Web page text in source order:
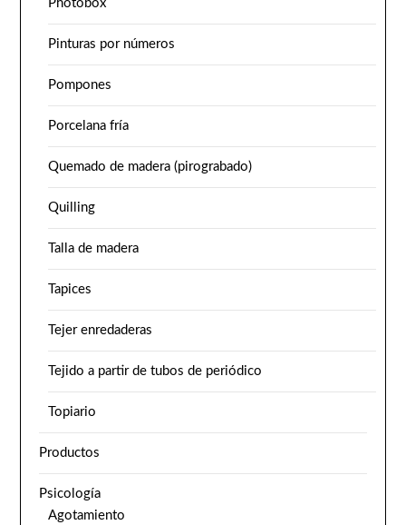
Photobox
Pinturas por números
Pompones
Porcelana fría
Quemado de madera (pirograbado)
Quilling
Talla de madera
Tapices
Tejer enredaderas
Tejido a partir de tubos de periódico
Topiario
Productos
Psicología
Agotamiento